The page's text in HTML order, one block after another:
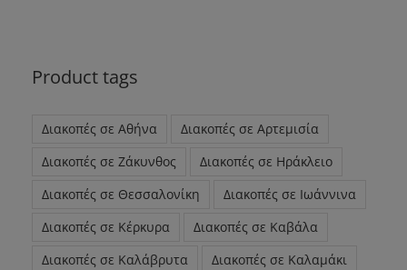
Product tags
Διακοπές σε Αθήνα
Διακοπές σε Αρτεμισία
Διακοπές σε Ζάκυνθος
Διακοπές σε Ηράκλειο
Διακοπές σε Θεσσαλονίκη
Διακοπές σε Ιωάννινα
Διακοπές σε Κέρκυρα
Διακοπές σε Καβάλα
Διακοπές σε Καλάβρυτα
Διακοπές σε Καλαμάκι